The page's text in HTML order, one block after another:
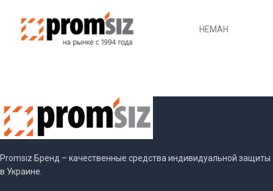
НЕМАН
Promsiz Бренд – качественные средства индивидуальной защиты
в Украине.